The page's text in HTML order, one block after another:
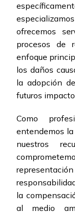
ofrecemos
procesos de
enfoque
los daños
la adopción
futuros
Como
entendemos
nuestros
la
al medio